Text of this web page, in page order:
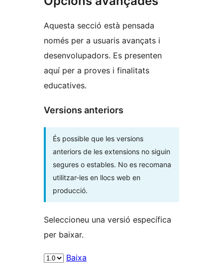
Aquesta secció està pensada
només per a usuaris avançats i
desenvolupadors. Es presenten
aquí per a proves i finalitats
educatives.
Versions anteriors
És possible que les versions
anteriors de les extensions no siguin
segures o estables. No es recomana
utilitzar-les en llocs web en
producció.
Seleccioneu una versió específica
per baixar.
Baixa